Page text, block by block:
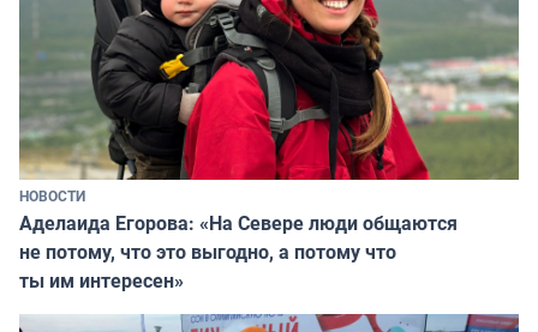
НОВОСТИ
Аделаида Егорова: «На Севере люди общаются
не потому, что это выгодно, а потому что
ты им интересен»